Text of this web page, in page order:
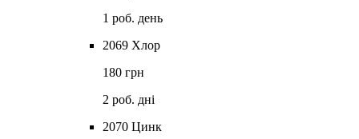
1 роб. день
2069 Хлор
180 грн
2 роб. дні
2070 Цинк